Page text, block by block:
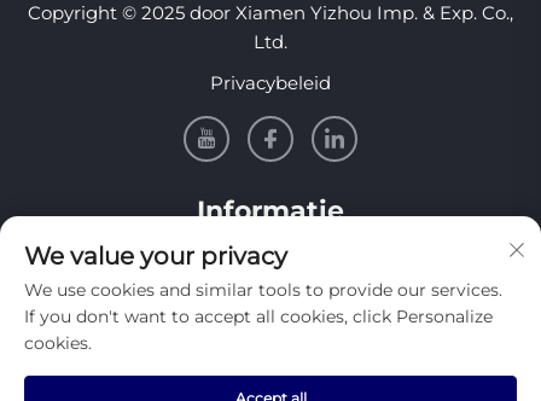
Copyright © 2025 door Xiamen Yizhou Imp. & Exp. Co.,
Ltd.
Privacybeleid
Informatie
Meld je aan om onze wekelijkse nieuwsbrief te
ontvangen
We value your privacy
We use cookies and similar tools to provide our services.
If you don't want to accept all cookies, click Personalize
cookies.